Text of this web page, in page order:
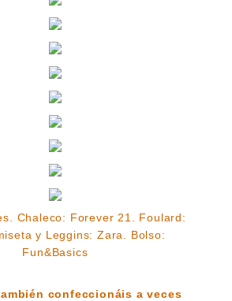
. Chaleco: Forever 21. Foulard:
y Leggins: Zara. Bolso:
Fun&Basics
confeccionáis a veces